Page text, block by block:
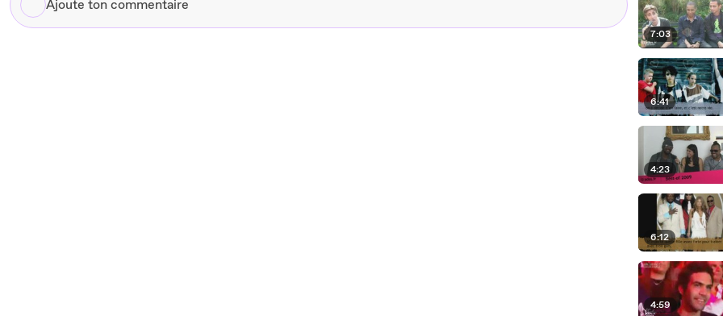
Ajoute
ton
7:03
6:41
4:23
6:12
4:59